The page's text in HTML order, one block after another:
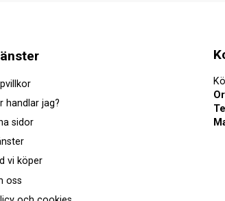
handlar jag?
sidor
vi köper
oss